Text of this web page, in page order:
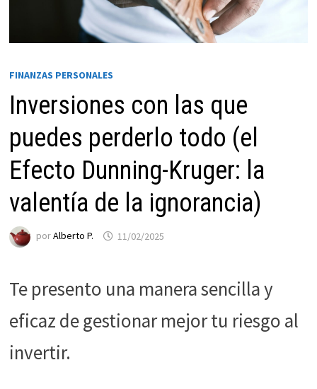
FINANZAS PERSONALES
Inversiones con las que
puedes perderlo todo (el
Efecto Dunning-Kruger: la
valentía de la ignorancia)
porAlberto P. 11/02/2025
Te presento una manera sencilla y
eficaz de gestionar mejor tu riesgo al
invertir.
Necesarias
Estas
son
necesarias
para que
funcione la